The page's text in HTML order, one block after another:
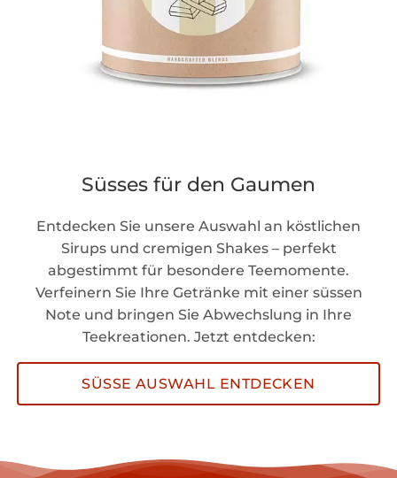
Süsses für den Gaumen
Entdecken Sie unsere Auswahl an köstlichen
Sirups und cremigen Shakes – perfekt
abgestimmt für besondere Teemomente.
Verfeinern Sie Ihre Getränke mit einer süssen
Note und bringen Sie Abwechslung in Ihre
Teekreationen. Jetzt entdecken:
SÜSSE AUSWAHL ENTDECKEN